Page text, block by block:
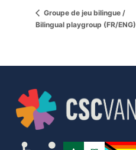
Groupe de jeu bilingue /
Bilingual playgroup (FR/ENG)